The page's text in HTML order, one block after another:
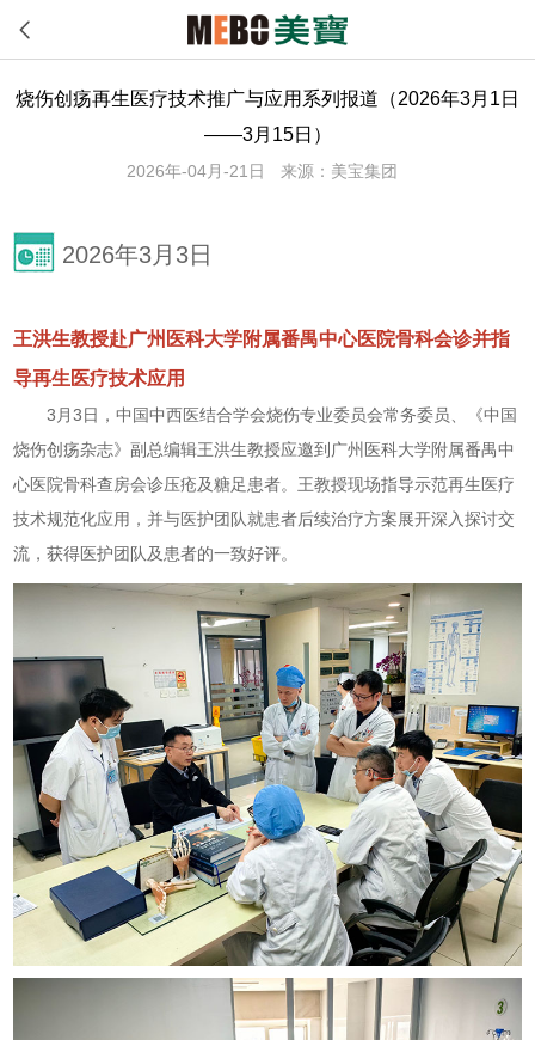
烧伤创疡再生医疗技术推广与应用系列报道（2026年3月1日
——3月15日）
2026年-04月-21日 来源：美宝集团
2026年3月3日
王洪生教授赴广州医科大学附属番禺中心医院骨科会诊并指
导再生医疗技术应用
3月3日，中国中西医结合学会烧伤专业委员会常务委员、《中国
烧伤创疡杂志》副总编辑王洪生教授应邀到广州医科大学附属番禺中
心医院骨科查房会诊压疮及糖足患者。王教授现场指导示范再生医疗
技术规范化应用，并与医护团队就患者后续治疗方案展开深入探讨交
流，获得医护团队及患者的一致好评。